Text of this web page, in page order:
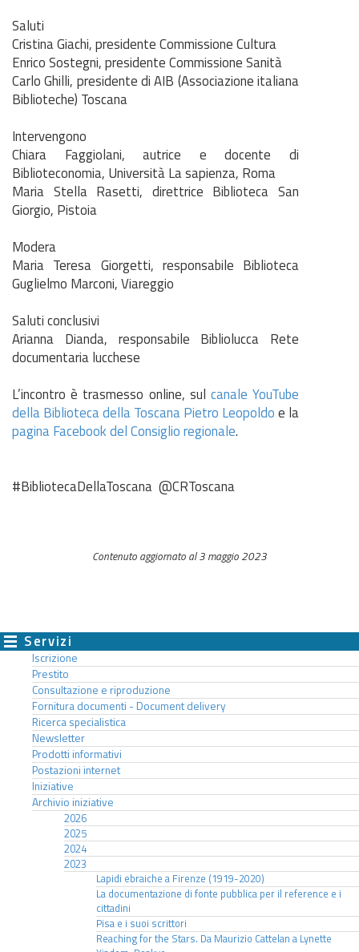
Saluti
Cristina Giachi, presidente Commissione Cultura
Enrico Sostegni, presidente Commissione Sanità
Carlo Ghilli, presidente di AIB (Associazione italiana
Biblioteche) Toscana
Intervengono
Chiara Faggiolani, autrice e docente di
Biblioteconomia, Università La sapienza, Roma
Maria Stella Rasetti, direttrice Biblioteca San
Giorgio, Pistoia
Modera
Maria Teresa Giorgetti, responsabile Biblioteca
Guglielmo Marconi, Viareggio
Saluti conclusivi
Arianna Dianda, responsabile Bibliolucca Rete
documentaria lucchese
L’incontro è trasmesso online, sul canale YouTube
della Biblioteca della Toscana Pietro Leopoldoe la
pagina Facebook del Consiglio regionale.
#BibliotecaDellaToscana @CRToscana
Contenuto aggiornato al 3 maggio 2023
Servizi
Iscrizione
Prestito
Consultazione e riproduzione
Fornitura documenti - Document delivery
Ricerca specialistica
Newsletter
Prodotti informativi
Postazioni internet
Iniziative
Archivio iniziative
2026
2025
2024
2023
Lapidi ebraiche a Firenze (1919-2020)
La documentazione di fonte pubblica per il reference e i
cittadini
Pisa e i suoi scrittori
Reaching for the Stars. Da Maurizio Cattelan a Lynette